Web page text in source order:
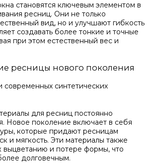
становятся ключевым элементом в
ресниц. Они не только
вид, но и улучшают гибкость
создавать более тонкие и точные
при этом естественный вес и
ресницы нового поколения
современных синтетических
для ресниц постоянно
Новое поколение включает в себя
которые придают ресницам
и мягкость. Эти материалы также
выцветанию и потере формы, что
долговечным.